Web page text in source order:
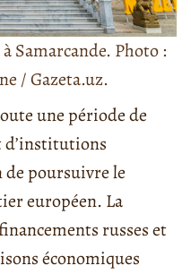
Samarcande. Photo :
/ Gazeta.uz.
une période de
d’institutions
de poursuivre le
européen. La
russes et
économiques